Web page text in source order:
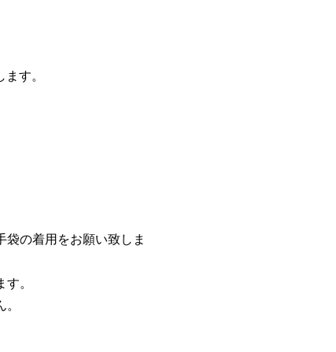
す。
袋の着用をお願い致しま
。